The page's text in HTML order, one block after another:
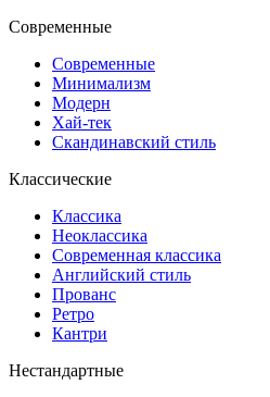
Современные
Современные
Минимализм
Модерн
Хай-тек
Скандинавский стиль
Классические
Классика
Неоклассика
Современная классика
Английский стиль
Прованс
Ретро
Кантри
Нестандартные